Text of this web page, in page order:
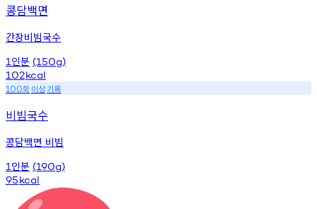
콩담백면
간장비빔국수
1 인분 (150g)
102kcal
100회 이상기록
비빔국수
콩담백면 비빔
1 인분 (190g)
95kcal